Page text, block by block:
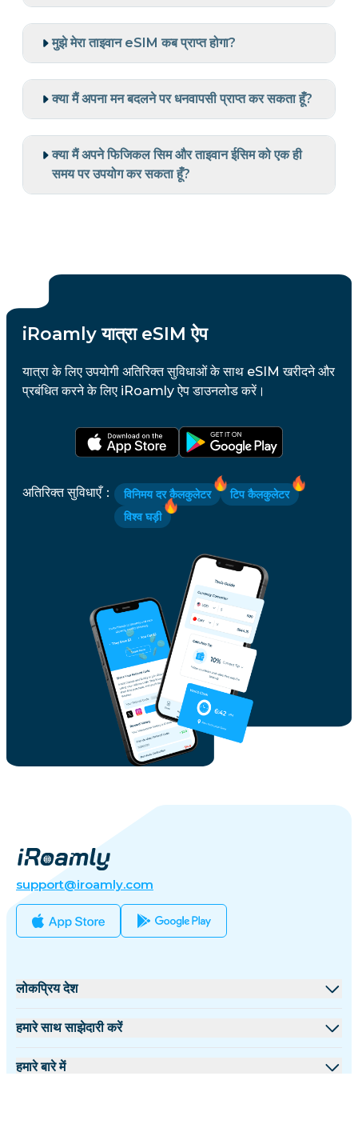
मुझे मेरा ताइवान eSIM कब प्राप्त होगा?
क्या मैं अपना मन बदलने पर धनवापसी प्राप्त कर सकता हूँ?
क्या मैं अपने फिजिकल सिम और ताइवान ईसिम को एक ही
समय पर उपयोग कर सकता हूँ?
iRoamly यात्रा eSIM ऐप
यात्रा के लिए उपयोगी अतिरिक्त सुविधाओं के साथ eSIM खरीदने और
प्रबंधित करने के लिए iRoamly ऐप डाउनलोड करें।
अतिरिक्त सुविधाएँ： विनिमय दर कैलकुलेटर
टिप कैलकुलेटर
विश्व घड़ी
support@iroamly.com
लोकप्रिय देश
संयुक्त राज्य
हमारे साथ साझेदारी करें
थोक मंच
हमारे बारे में